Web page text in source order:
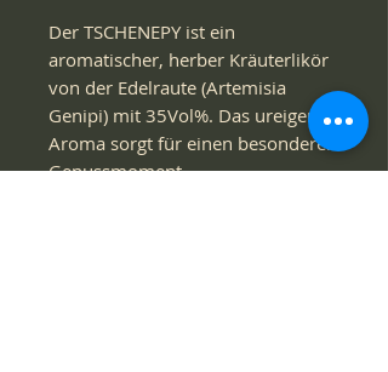
Der TSCHENEPY ist ein
aromatischer, herber Kräuterlikör
von der Edelraute (Artemisia
Genipi) mit 35Vol%. Das ureigene
Aroma sorgt für einen besonderen
Genussmoment.